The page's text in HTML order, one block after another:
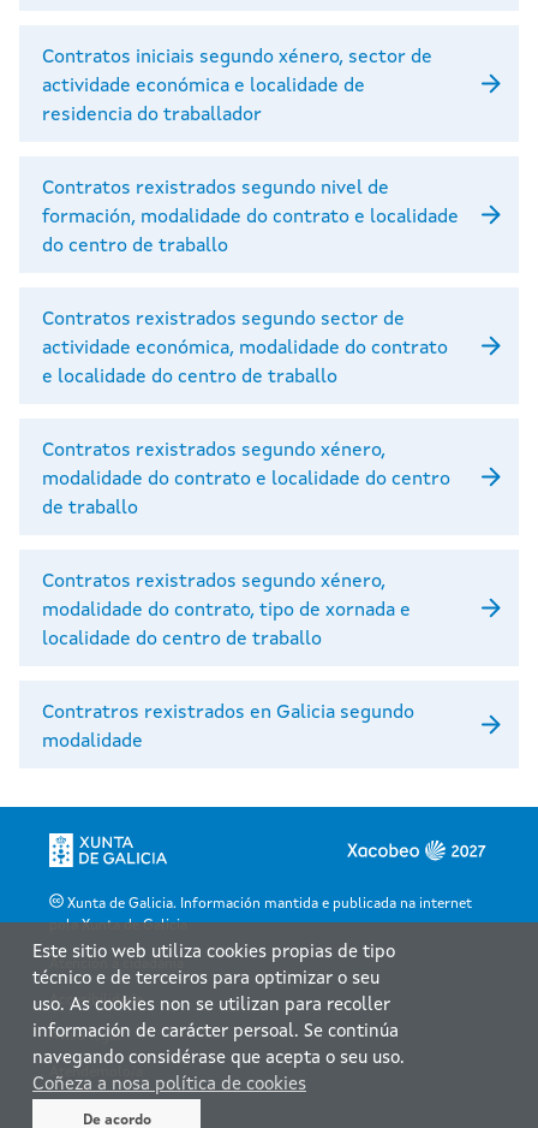
Contratos iniciais segundo xénero, sector de
actividade económica e localidade de
residencia do traballador
Contratos rexistrados segundo nivel de
formación, modalidade do contrato e localidade
do centro de traballo
Contratos rexistrados segundo sector de
actividade económica, modalidade do contrato
e localidade do centro de traballo
Contratos rexistrados segundo xénero,
modalidade do contrato e localidade do centro
de traballo
Contratos rexistrados segundo xénero,
modalidade do contrato, tipo de xornada e
localidade do centro de traballo
Contratros rexistrados en Galicia segundo
modalidade
Xunta de Galicia. Información mantida e publicada na internet
pola Xunta de Galicia
Accesibilidade
Aviso legal
Atendémolo/a
Este sitio web utiliza cookies propias de tipo
técnico e de terceiros para optimizar o seu
uso. As cookies non se utilizan para recoller
información de carácter persoal. Se continúa
navegando considérase que acepta o seu uso.
Coñeza a nosa política de cookies
De acordo